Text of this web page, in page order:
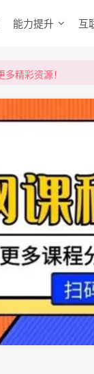
能力提升 互
多精彩资源！
精彩资源！